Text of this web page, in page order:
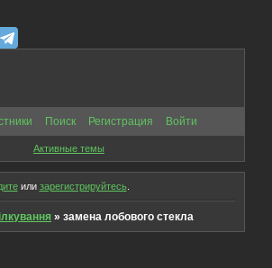
Поиск Регистрация Войти
Активные темы
или зарегистрируйтесь.
»замена лобового стекла